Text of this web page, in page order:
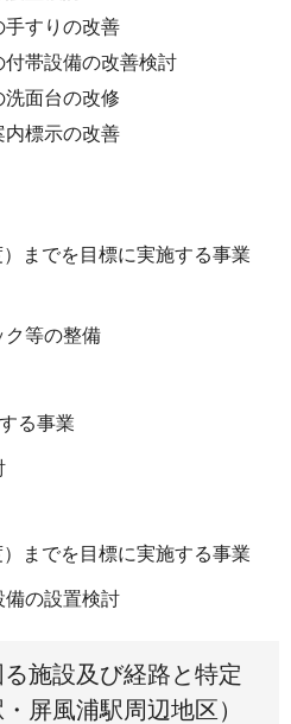
手すりの改善
帯設備の改善検討
面台の改修
内標示の改善
までを目標に実施する事業
ク等の整備
る事業
までを目標に実施する事業
備の設置検討
施設及び経路と特定
屏風浦駅周辺地区）